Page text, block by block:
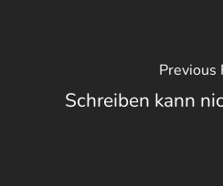
Previous
Schreiben kann